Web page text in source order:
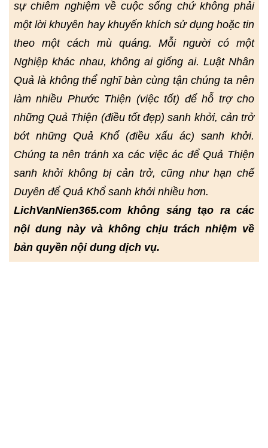
sự chiêm nghiệm về cuộc sống chứ không phải
một lời khuyên hay khuyến khích sử dụng hoặc tin
theo một cách mù quáng. Mỗi người có một
Nghiệp khác nhau, không ai giống ai. Luật Nhân
Quả là không thể nghĩ bàn cùng tận chúng ta nên
làm nhiều Phước Thiện (việc tốt) để hỗ trợ cho
những Quả Thiện (điều tốt đẹp) sanh khởi, cản trở
bớt những Quả Khổ (điều xấu ác) sanh khởi.
Chúng ta nên tránh xa các việc ác để Quả Thiện
sanh khởi không bị cản trở, cũng như hạn chế
Duyên để Quả Khổ sanh khởi nhiều hơn.
LichVanNien365.com không sáng tạo ra các
nội dung này và không chịu trách nhiệm về
bản quyền nội dung dịch vụ.